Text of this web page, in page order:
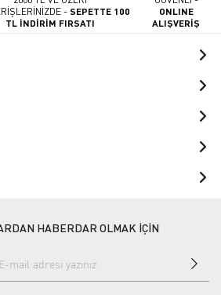
-SEPETTE 100
TL İNDİRİM FIRSATI
ONLINE
ALIŞVERİŞ
HABERDAR OLMAK İÇİN